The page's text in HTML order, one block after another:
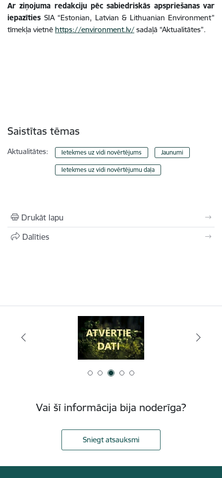
Ar ziņojuma redakciju pēc sabiedriskās apspriešanas var
iepazītiesSIA “Estonian, Latvian & Lithuanian Environment”
tīmekļa vietnē https://environment.lv/ sadaļā “Aktualitātes”.
Saistītas tēmas
Aktualitātes: Ietekmes uz vidi novērtējums Jaunumi
Ietekmes uz vidi novērtējumu daļa
Drukāt lapu
Dalīties
Vai šī informācija bija noderīga?
Sniegt atsauksmi